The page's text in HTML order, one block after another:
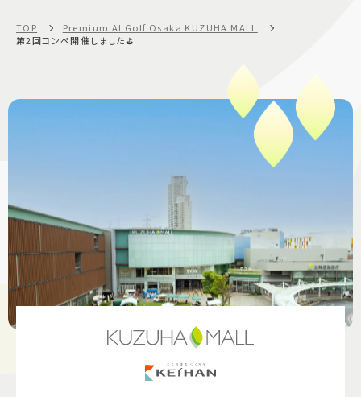
TOP
Premium AI Golf Osaka KUZUHA MALL
第2回コンペ開催しました⛳